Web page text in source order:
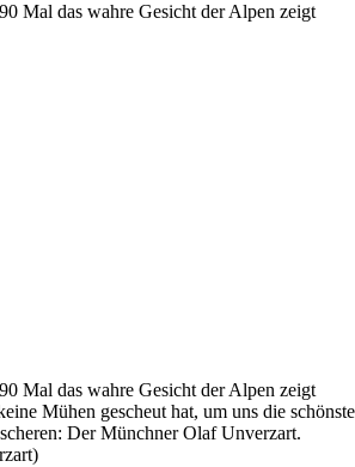
Mal das wahre Gesicht der Alpen zeigt
Mal das wahre Gesicht der Alpen zeigt
Mühen gescheut hat, um uns die
Der Münchner Olaf Unverzart.